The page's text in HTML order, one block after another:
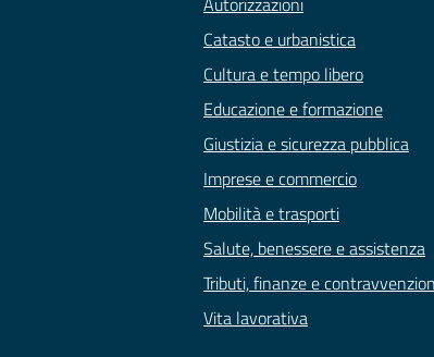
Catasto e urbanistica
Cultura e tempo libero
Educazione e formazione
Giustizia e sicurezza pubblica
Imprese e commercio
Mobilità e trasporti
Salute, benessere e assistenza
Tributi, finanze e
Vita lavorativa